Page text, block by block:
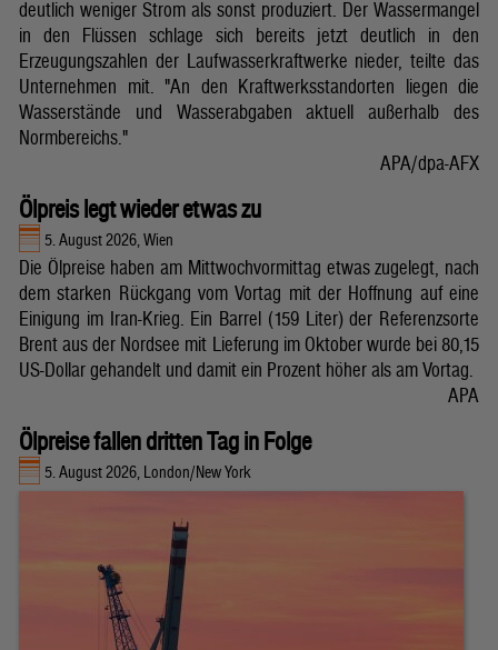
deutlich weniger Strom als sonst produziert. Der Wassermangel
in den Flüssen schlage sich bereits jetzt deutlich in den
Erzeugungszahlen der Laufwasserkraftwerke nieder, teilte das
Unternehmen mit. "An den Kraftwerksstandorten liegen die
Wasserstände und Wasserabgaben aktuell außerhalb des
Normbereichs."
APA/dpa-AFX
Ölpreis legt wieder etwas zu
5. August 2026, Wien
Die Ölpreise haben am Mittwochvormittag etwas zugelegt, nach
dem starken Rückgang vom Vortag mit der Hoffnung auf eine
Einigung im Iran-Krieg. Ein Barrel (159 Liter) der Referenzsorte
Brent aus der Nordsee mit Lieferung im Oktober wurde bei 80,15
US-Dollar gehandelt und damit ein Prozent höher als am Vortag.
APA
Ölpreise fallen dritten Tag in Folge
5. August 2026, London/New York